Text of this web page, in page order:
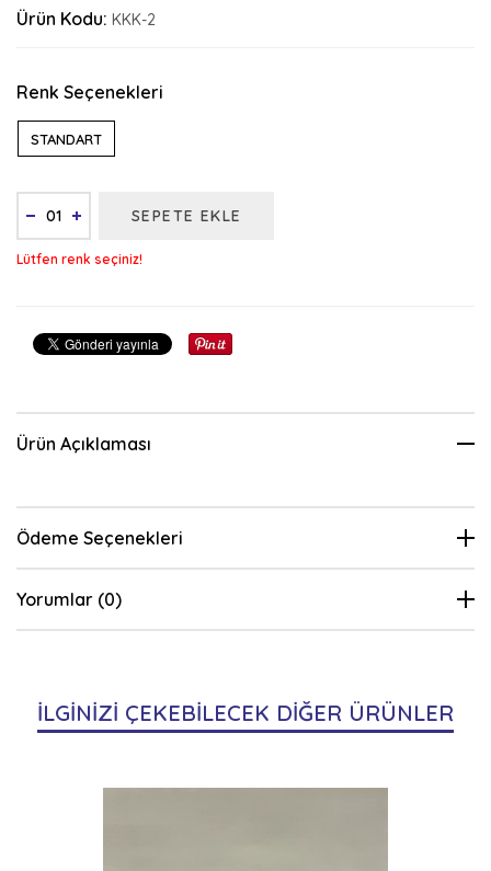
Ürün Kodu: KKK-2
Renk Seçenekleri
STANDART
SEPETE EKLE
Lütfen renk seçiniz!
Ürün Açıklaması
Ödeme Seçenekleri
Yorumlar (0)
İLGİNİZİ ÇEKEBİLECEK DİĞER ÜRÜNLER